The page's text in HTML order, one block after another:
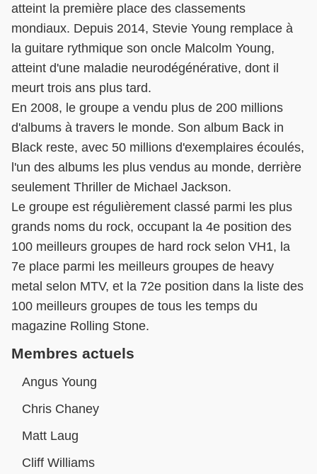
atteint la première place des classements
mondiaux. Depuis 2014, Stevie Young remplace à
la guitare rythmique son oncle Malcolm Young,
atteint d'une maladie neurodégénérative, dont il
meurt trois ans plus tard.
En 2008, le groupe a vendu plus de 200 millions
d'albums à travers le monde. Son album Back in
Black reste, avec 50 millions d'exemplaires écoulés,
l'un des albums les plus vendus au monde, derrière
seulement Thriller de Michael Jackson.
Le groupe est régulièrement classé parmi les plus
grands noms du rock, occupant la 4e position des
100 meilleurs groupes de hard rock selon VH1, la
7e place parmi les meilleurs groupes de heavy
metal selon MTV, et la 72e position dans la liste des
100 meilleurs groupes de tous les temps du
magazine Rolling Stone.
Membres actuels
Angus Young
Chris Chaney
Matt Laug
Cliff Williams